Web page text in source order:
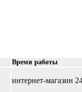
Время работы
интернет-магазин